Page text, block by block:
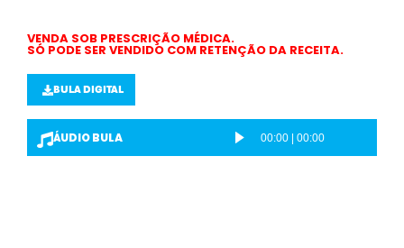
VENDA SOB PRESCRIÇÃO MÉDICA.
SÓ PODE SER VENDIDO COM RETENÇÃO DA RECEITA.
BULA DIGITAL
ÁUDIO BULA
T
00:00 | 00:00